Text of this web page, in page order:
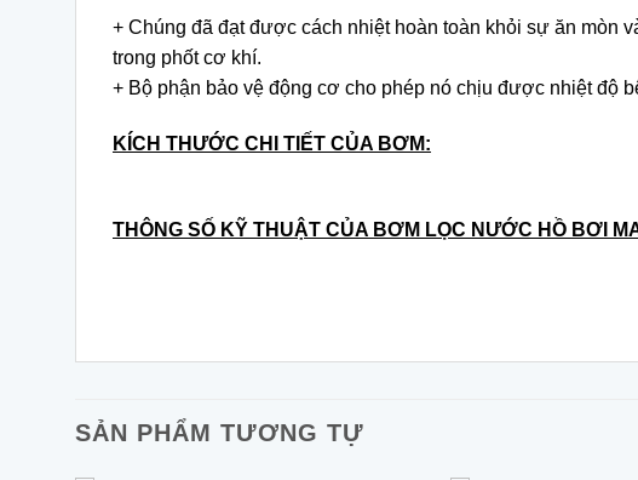
+ Chúng đã đạt được cách nhiệt hoàn toàn khỏi sự ăn mòn
trong phốt cơ khí.
+ Bộ phận bảo vệ động cơ cho phép nó chịu được nhiệt độ
KÍCH THƯỚC CHI TIẾT CỦA BƠM:
THÔNG SỐ KỸ THUẬT CỦA BƠM LỌC NƯỚC HỒ BƠI
SẢN PHẨM TƯƠNG TỰ